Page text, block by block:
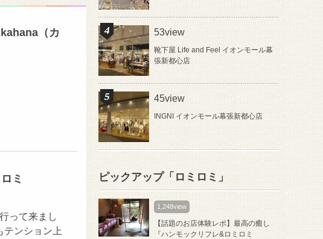
（カ
ミ
って来まし
テンション上
53view
靴下屋 Life and Feel イオンモール幕
張新都心店
45view
INGNI イオンモール幕張新都心店
ピックアップ「ロミロミ」
1,248view
【話題のお店体験レポ】最高の癒し
『ハンモックリフレ&ロミロミ